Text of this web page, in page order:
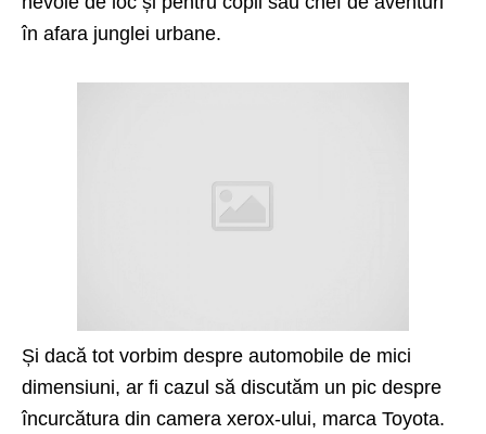
în afara junglei urbane.
Și dacă tot vorbim despre automobile de mici
dimensiuni, ar fi cazul să discutăm un pic despre
încurcătura din camera xerox-ului, marca Toyota.